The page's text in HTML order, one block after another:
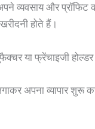
और प्रॉफिट
होते हैं।
या फ्रेंचाइजी
अपना